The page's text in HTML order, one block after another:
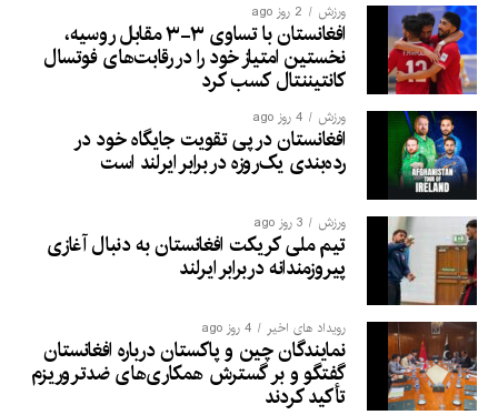
ورزش 2 روز ago
افغانستان با تساوی ۳-۳ مقابل روسیه،
نخستین امتیاز خود را در رقابت‌های فوتسال
کانتیننتال کسب کرد
ورزش 4 روز ago
افغانستان در پی تقویت جایگاه خود در
رده‌بندی یک‌روزه در برابر ایرلند است
ورزش 3 روز ago
تیم ملی کریکت افغانستان به دنبال آغازی
پیروزمندانه دربرابر ایرلند
رویداد های اخیر 4 روز ago
نمایندگان چین و پاکستان درباره افغانستان
گفتگو و بر گسترش همکاری‌های ضدتروریزم
تأکید کردند